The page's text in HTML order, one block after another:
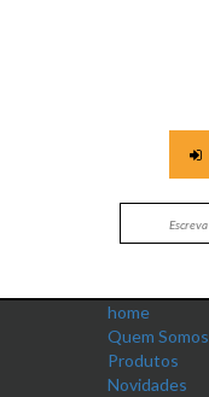
home
Quem Somos
Produtos
Novidades